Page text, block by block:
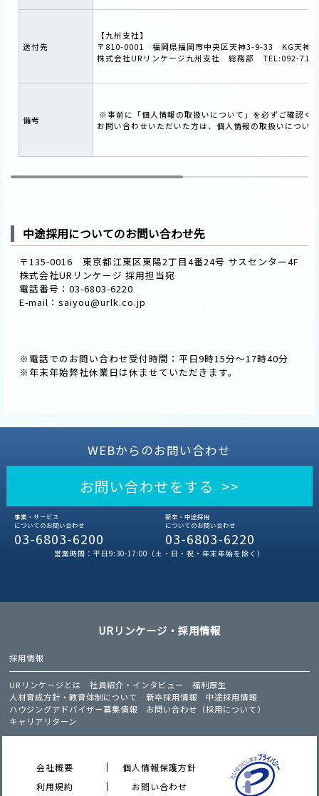
送付先
【九州支社】
〒810-0001 福岡県福岡市中央区天神3-9-33 KG天神
株式会社URリンケージ九州支社 総務部 TEL:092-
備考 ※事前に「個人情報の取扱いについて 」を必ずご確認く
お問い合わせいただいた方は、個人情報の取扱いについ
中途採用についてのお問い合わせ先
〒135-0016 東京都江東区東陽2丁目4番24号 サスセンター4F
株式会社URリンケージ 採用担当宛
電話番号：03-6803-6220
E-mail：saiyou@urlk.co.jp
※電話でのお問い合わせ受付時間：平日9時15分～17時40分
※年末年始弊社休業日は休ませていただきます。
WEBからのお問い合わせ
お問い合わせをする >>
事業・サービス
についてのお問い合わせ
03-6803-6200
新卒・中途採用
についてのお問い合わせ
03-6803-6220
営業時間：平日9:30-17:00（土・日・祝・年末年始を除く）
URリンケージ・採用情報
採用情報
URリンケージとは 社員紹介・インタビュー
福利厚生
人材育成方針・教育体制について
新卒採用情報
中途採用情報
ハウジングアドバイザー募集情報
お問い合わせ（採用について）
キャリアリターン
会社概要
個人情報保護方針
利用規約
お問い合わせ